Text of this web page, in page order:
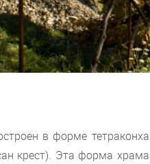
в форме тетраконха
крест). Эта форма храма